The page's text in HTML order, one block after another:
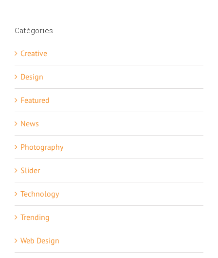
Catégories
Creative
Design
Featured
News
Photography
Slider
Technology
Trending
Web Design